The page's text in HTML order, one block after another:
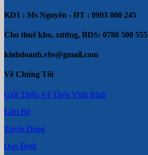
KD1 : Ms Nguyên - ĐT : 0903 800 245
Cho thuê kho, xưởng, BDS: 0788 500
kinhdoanh.vbs@gmail.com
Về Chúng Tôi
Giới Thiệu Về Thép Vĩnh Bình
Liên Hệ
Tuyển Dụng
Quy Định